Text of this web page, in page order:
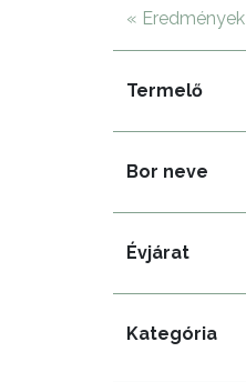
« Eredmények
Termelő
Bor neve
Évjárat
Kategória